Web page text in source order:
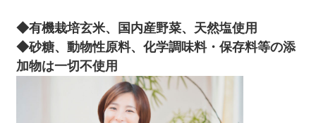
◆有機栽培玄米、国内産野菜、天然塩使用
◆砂糖、動物性原料、化学調味料・保存料等の添
加物は一切不使用